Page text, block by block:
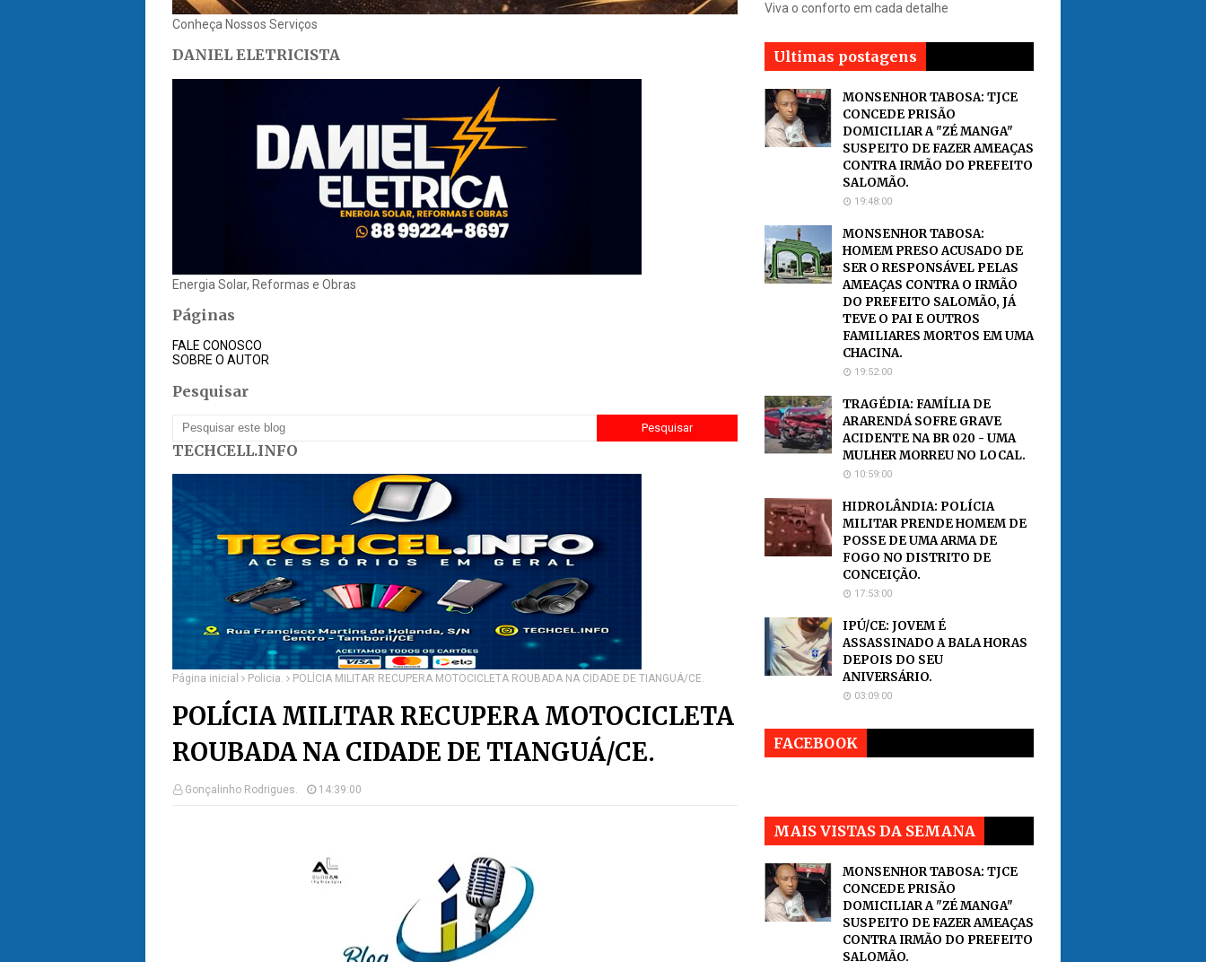
Conheça Nossos Serviços
DANIEL ELETRICISTA
Energia Solar, Reformas e Obras
Páginas
FALE CONOSCO
SOBRE O AUTOR
Pesquisar
TECHCELL.INFO
Página inicial Policia. POLÍCIA MILITAR RECUPERA MOTOCICLETA ROUBADA NA CIDADE DE TIANGUÁ/CE.
POLÍCIA MILITAR RECUPERA MOTOCICLETA
ROUBADA NA CIDADE DE TIANGUÁ/CE.
Gonçalinho Rodrigues. 14:39:00
Viva o conforto em cada detalhe
Ultimas postagens
MONSENHOR TABOSA: TJCE
CONCEDE PRISÃO
DOMICILIAR A "ZÉ MANGA"
SUSPEITO DE FAZER AMEAÇAS
CONTRA IRMÃO DO PREFEITO
SALOMÃO.
19:48:00
MONSENHOR TABOSA:
HOMEM PRESO ACUSADO DE
SER O RESPONSÁVEL PELAS
AMEAÇAS CONTRA O IRMÃO
DO PREFEITO SALOMÃO, JÁ
TEVE O PAI E OUTROS
FAMILIARES MORTOS EM UMA
CHACINA.
19:52:00
TRAGÉDIA: FAMÍLIA DE
ARARENDÁ SOFRE GRAVE
ACIDENTE NA BR 020 - UMA
MULHER MORREU NO LOCAL.
10:59:00
HIDROLÂNDIA: POLÍCIA
MILITAR PRENDE HOMEM DE
POSSE DE UMA ARMA DE
FOGO NO DISTRITO DE
CONCEIÇÃO.
17:53:00
IPÚ/CE: JOVEM É
ASSASSINADO A BALA HORAS
DEPOIS DO SEU
ANIVERSÁRIO.
03:09:00
FACEBOOK
MAIS VISTAS DA SEMANA
MONSENHOR TABOSA: TJCE
CONCEDE PRISÃO
DOMICILIAR A "ZÉ MANGA"
SUSPEITO DE FAZER AMEAÇAS
CONTRA IRMÃO DO PREFEITO
SALOMÃO.